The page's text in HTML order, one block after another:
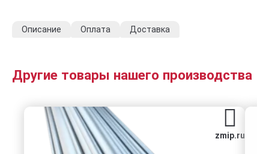
Описание Оплата Доставка
Другие товары нашего производства
zmip.ru